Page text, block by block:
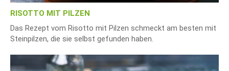
RISOTTO MIT PILZEN
Das Rezept vom Risotto mit Pilzen schmeckt am besten mit
Steinpilzen, die sie selbst gefunden haben.